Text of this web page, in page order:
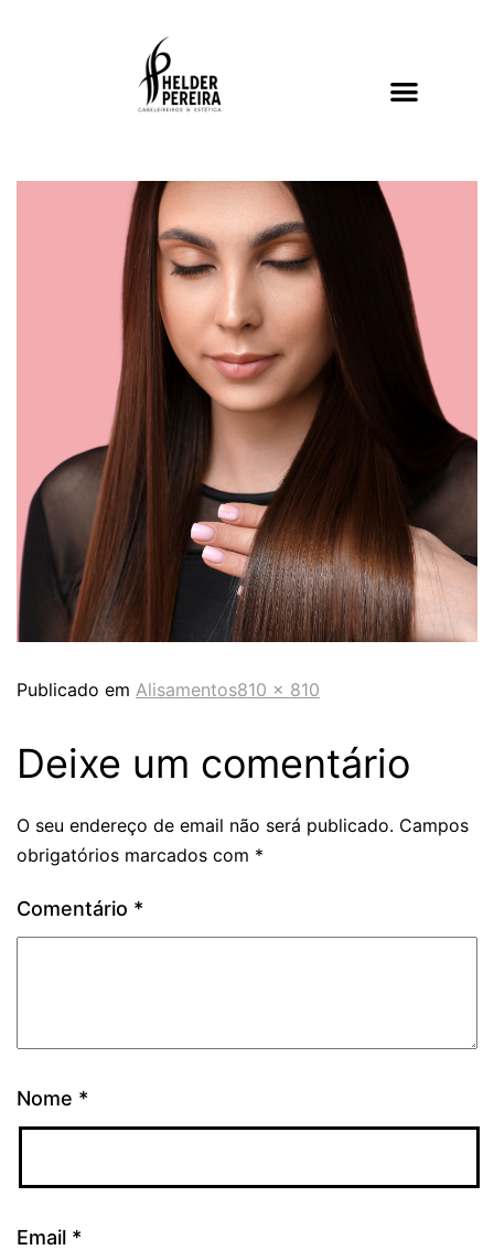
Publicado em Alisamentos810 × 810
Deixe um comentário
O seu endereço de email não será publicado. Campos
obrigatórios marcados com *
Comentário *
Nome *
Email *